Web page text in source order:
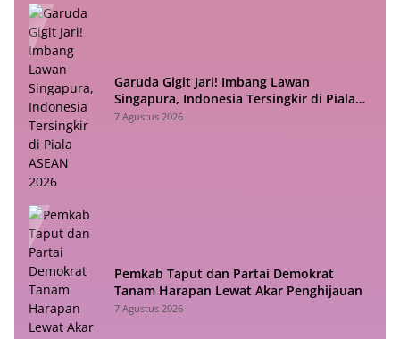
Garuda Gigit Jari! Imbang Lawan
Singapura, Indonesia Tersingkir di Piala
ASEAN 2026
7 Agustus 2026
Pemkab Taput dan Partai Demokrat
Tanam Harapan Lewat Akar Penghijauan
7 Agustus 2026